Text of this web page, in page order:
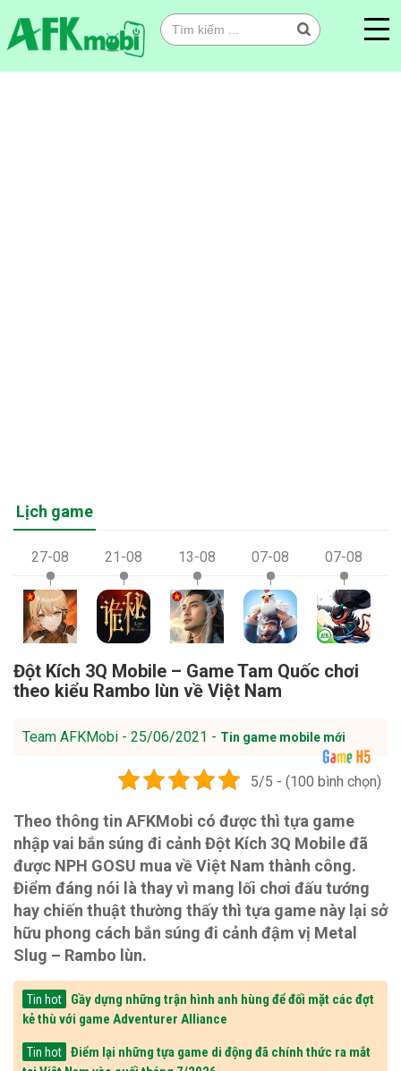
Lịch game
27-08 21-08 13-08 07-08 07-08
Đột Kích 3Q Mobile – Game Tam Quốc chơi
theo kiểu Rambo lùn về Việt Nam
Team AFKMobi - 25/06/2021 - Tin game mobile mới
5/5 - (100 bình chọn)
Theo thông tin AFKMobi có được thì tựa game
nhập vai bắn súng đi cảnh Đột Kích 3Q Mobile đã
được NPH GOSU mua về Việt Nam thành công.
Điểm đáng nói là thay vì mang lối chơi đấu tướng
hay chiến thuật thường thấy thì tựa game này lại sở
hữu phong cách bắn súng đi cảnh đậm vị Metal
Slug – Rambo lùn.
Tin hot
Gầy dựng những trận hình anh hùng để đối mặt các đợt
kẻ thù với game Adventurer Alliance
Tin hot
Điểm lại những tựa game di động đã chính thức ra mắt